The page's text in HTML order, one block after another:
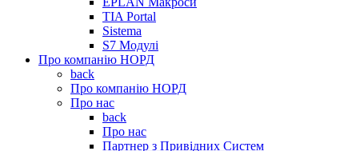
TIA Portal
Sistema
S7 Модулі
Про компанію НОРД
back
Про компанію НОРД
Про нас
back
Про нас
Партнер з Привідних Систем